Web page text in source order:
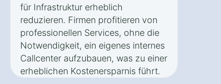
für Infrastruktur erheblich
reduzieren. Firmen profitieren von
professionellen Services, ohne die
Notwendigkeit, ein eigenes internes
Callcenter aufzubauen, was zu einer
erheblichen Kostenersparnis führt.